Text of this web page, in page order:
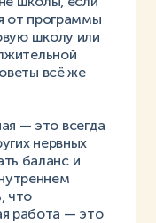
от программы
школу или
всё же
— это всегда
нервных
баланс и
что
работа — это